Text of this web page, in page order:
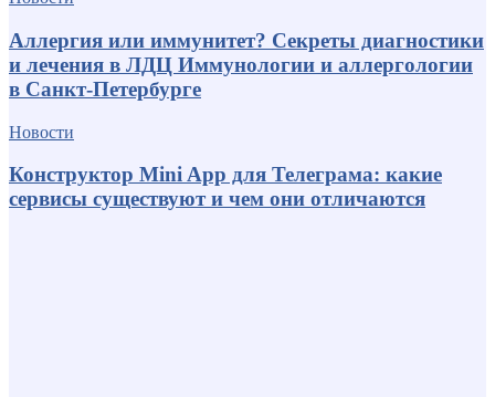
Аллергия или иммунитет? Секреты диагностики
и лечения в ЛДЦ Иммунологии и аллергологии
в Санкт-Петербурге
Новости
Конструктор Mini App для Телеграма: какие
сервисы существуют и чем они отличаются